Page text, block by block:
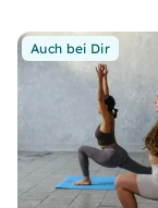
Auch bei Dir